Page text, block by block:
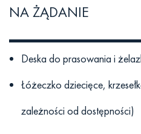
NA ŻĄDANIE
Deska do prasowania i
Łóżeczko dziecięce,
zależności od dostępności)